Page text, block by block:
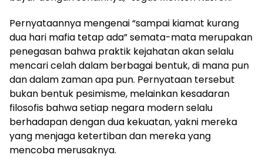
Pernyataannya mengenai “sampai kiamat kurang
dua hari mafia tetap ada” semata-mata merupakan
penegasan bahwa praktik kejahatan akan selalu
mencari celah dalam berbagai bentuk, di mana pun
dan dalam zaman apa pun. Pernyataan tersebut
bukan bentuk pesimisme, melainkan kesadaran
filosofis bahwa setiap negara modern selalu
berhadapan dengan dua kekuatan, yakni mereka
yang menjaga ketertiban dan mereka yang
mencoba merusaknya.